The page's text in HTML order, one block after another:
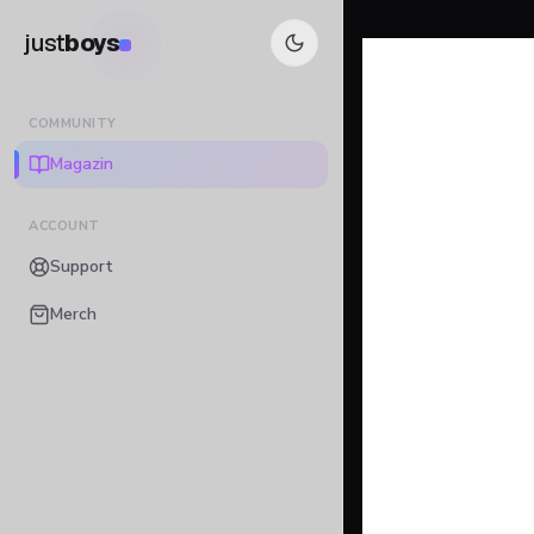
justboys
COMMUNITY
Magazin
ACCOUNT
Support
Merch